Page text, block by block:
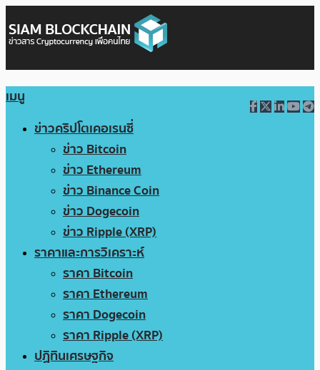
เมนู
ข่าวคริปโตเคอเรนซี่
ข่าว Bitcoin
ข่าว Ethereum
ข่าว Binance Coin
ข่าว Dogecoin
ข่าว Ripple (XRP)
ราคาและการวิเคราะห์
ราคา Bitcoin
ราคา Ethereum
ราคา Dogecoin
ราคา Ripple (XRP)
ปฏิทินเศรษฐกิจ